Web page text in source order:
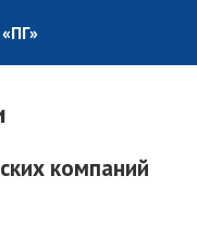
компаний